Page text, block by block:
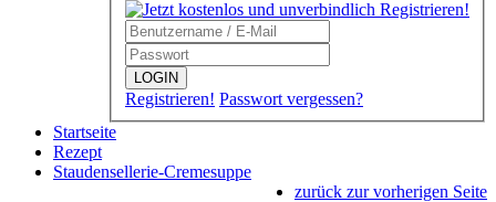
LOGIN
Registrieren! Passwort vergessen?
Startseite
Rezept
Staudensellerie-Cremesuppe
zurück zur vorherigen Seite